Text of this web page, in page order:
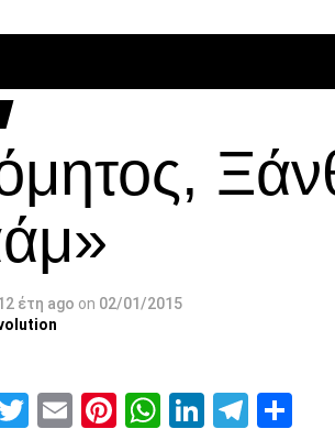
έτη ago on 02/01/2015
Twitter
EmailPinterest
WhatsApp
LinkedIn